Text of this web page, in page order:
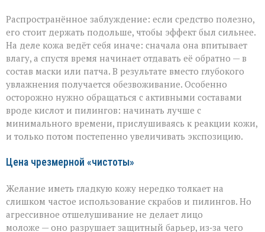
Распространённое заблуждение: если средство полезно,
его стоит держать подольше, чтобы эффект был сильнее.
На деле кожа ведёт себя иначе: сначала она впитывает
влагу, а спустя время начинает отдавать её обратно — в
состав маски или патча. В результате вместо глубокого
увлажнения получается обезвоживание. Особенно
осторожно нужно обращаться с активными составами
вроде кислот и пилингов: начинать лучше с
минимального времени, прислушиваясь к реакции кожи,
и только потом постепенно увеличивать экспозицию.
Цена чрезмерной «чистоты»
Желание иметь гладкую кожу нередко толкает на
слишком частое использование скрабов и пилингов. Но
агрессивное отшелушивание не делает лицо
моложе — оно разрушает защитный барьер, из‑за чего